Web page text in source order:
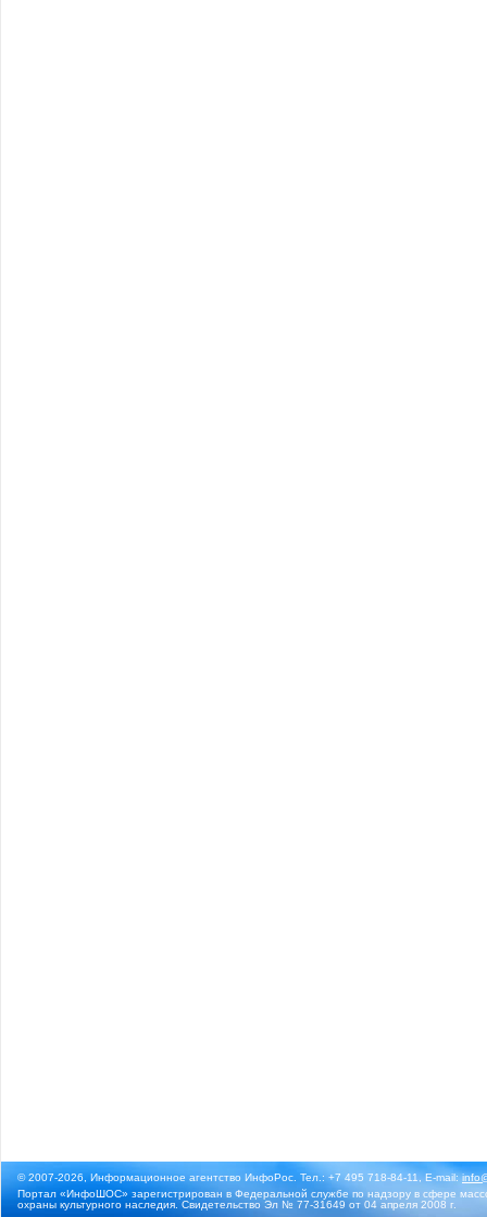
© 2007-2026, Информационное агентство ИнфоРос. Тел.: +7 495 718-84-11, E-mail:
Портал «ИнфоШОС» зарегистрирован в Федеральной службе по надзору в сфере
охраны культурного наследия. Свидетельство Эл № 77-31649 от 04 апреля 2008 г.